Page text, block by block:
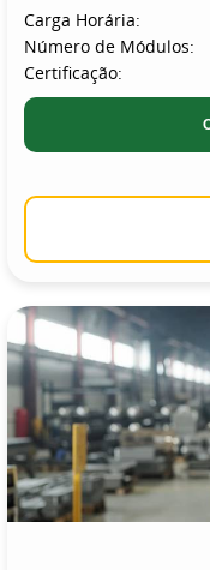
Carga Horária:
Número de Módulos:
Certificação: